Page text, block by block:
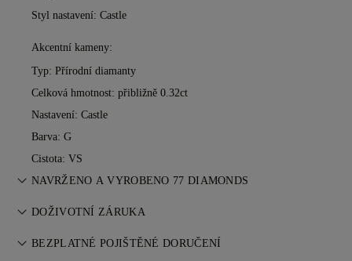
Styl nastavení: Castle
Akcentní kameny:
Typ: Přírodní diamanty
Celková hmotnost: přibližně 0.32ct
Nastavení: Castle
Barva: G
Cistota: VS
NAVRŽENO A VYROBENO 77 DIAMONDS
Umění šperkařství zdokonalené mistry 77 Diamonds — jeden
DOŽIVOTNÍ ZÁRUKA
Při nákupu u 77 Diamonds získáte doživotní záruku na
BEZPLATNÉ POJIŠTĚNÉ DORUČENÍ